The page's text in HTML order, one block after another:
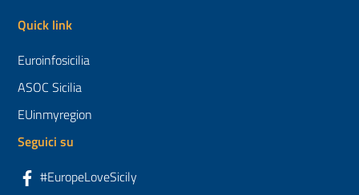
Quick link
Euroinfosicilia
ASOC Sicilia
EUinmyregion
Seguici su
#EuropeLoveSicily